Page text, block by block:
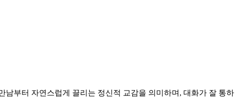
부터 자연스럽게 끌리는 정신적 교감을 의미하며, 대화가 잘 통하